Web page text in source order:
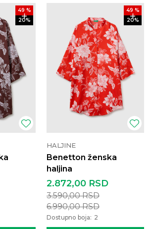
49 %
20%
49 %
20%
HALJINE
Benetton ženska
haljina
2.872,00 RSD
3.590,00RSD
6.990,00RSD
Dostupno boja: 2